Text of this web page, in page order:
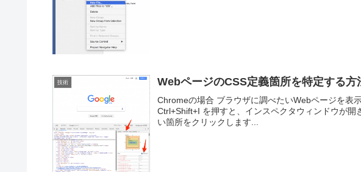
技術 WebページのCSS定義箇所を特定する方
Chromeの場合 ブラウザに調べたいWebページを表
Ctrl+Shift+I を押すと、インスペクタウィンドウが
い箇所をクリックします...